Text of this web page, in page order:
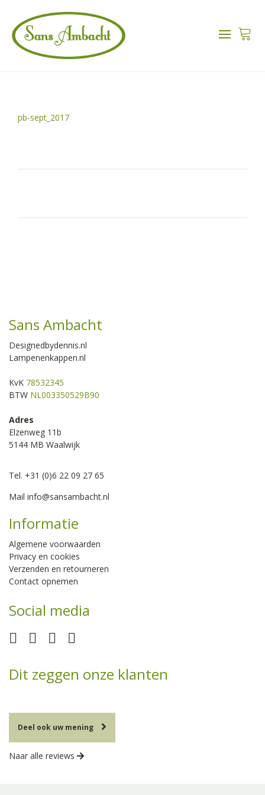
pb-sept_2017
Sans Ambacht
Designedbydennis.nl
Lampenenkappen.nl
KvK 78532345
BTW NL003350529B90
Adres
Elzenweg 11b
5144 MB Waalwijk
Tel. +31 (0)6 22 09 27 65
Mail info@sansambacht.nl
Informatie
Algemene voorwaarden
Privacy en cookies
Verzenden en retourneren
Contact opnemen
Social media
Dit zeggen onze klanten
Deel ook uw mening
Naar alle reviews